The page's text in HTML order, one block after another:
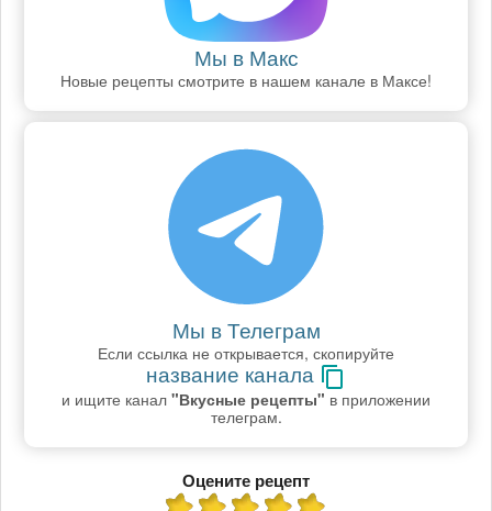
Мы в Макс
Новые рецепты смотрите в нашем канале в Максе!
Мы в Телеграм
Если ссылка не открывается, скопируйте
название канала
и ищите канал "Вкусные рецепты" в приложении
телеграм.
Оцените рецепт